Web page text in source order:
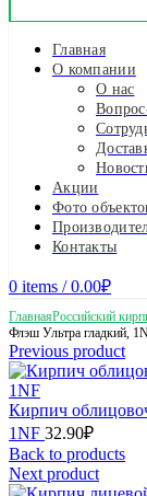
Главная
О компании
О нас
Акции
Фото
Контакты
0 items / 0.00₽
ГлавнаяРоссийский
Флэш Ультра гладкий,
Previous product
Кирпич
1NF 32.90₽
Back to products
Next product